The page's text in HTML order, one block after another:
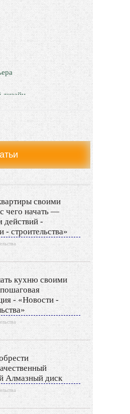
своими
чего начать —
действий -
- строительства»
кухню своими
- «Новости -
Алмазный диск